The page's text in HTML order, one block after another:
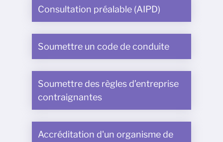
Consultation préalable (AIPD)
Soumettre un code de conduite
Soumettre des règles d’entreprise
contraignantes
Accréditation d'un organisme de